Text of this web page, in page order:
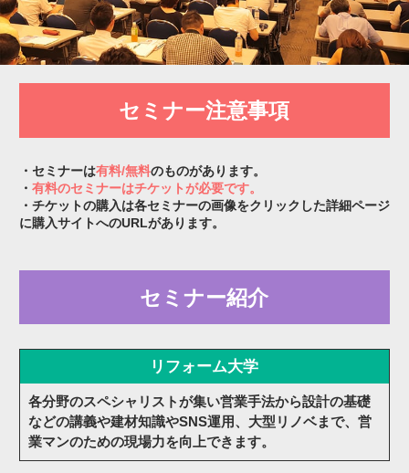
セミナー注意事項
・セミナーは有料/無料のものがあります。
・ 有料のセミナーはチケットが必要です。
・チケットの購入は各セミナーの画像をクリックした詳細ページ
に購入サイトへのURLがあります。
セミナー紹介
リフォーム大学
各分野のスペシャリストが集い営業手法から設計の基礎
などの講義や建材知識やSNS運用、大型リノベまで、営
業マンのための現場力を向上できます。